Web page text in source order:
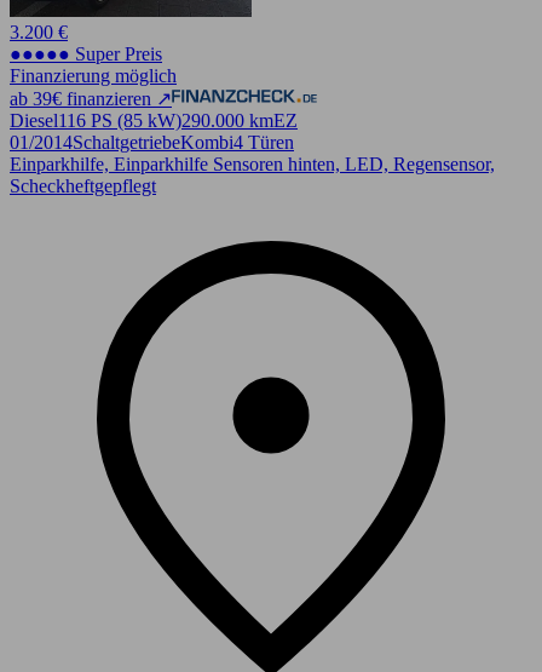
3.200 €
●●●●● Super Preis
Finanzierung möglich
ab 39€ finanzieren ↗
Diesel116 PS (85 kW)290.000 kmEZ
01/2014SchaltgetriebeKombi4 Türen
Einparkhilfe, Einparkhilfe Sensoren hinten, LED, Regensensor,
Scheckheftgepflegt